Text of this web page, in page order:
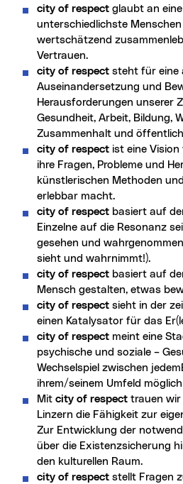
city of respect glaubt an
unterschiedlichste
wertschätzend
Vertrauen.
city of respect steht für eine
Auseinandersetzung und
Herausforderungen unserer
Gesundheit, Arbeit, Bildung,
Zusammenhalt und
city of respect ist eine
ihre Fragen, Probleme und
künstlerischen Methoden
erlebbar macht.
city of respect basiert auf
Einzelne auf die Resonanz
gesehen und
sieht und wahrnimmt!).
city of respect basiert auf
Mensch gestalten, etwas
city of respect sieht in der
einen Katalysator für das
city of respect meint eine
psychische und soziale –
Wechselspiel zwischen
ihrem/seinem Umfeld
Mit city of respect trauen wir
Linzern die Fähigkeit zur
Zur Entwicklung der
über die Existenzsicherung
den kulturellen Raum.
city of respect stellt Fragen